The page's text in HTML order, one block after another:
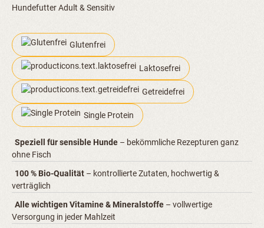
Hundefutter Adult & Sensitiv
Glutenfrei
Laktosefrei
Getreidefrei
Single Protein
Speziell für sensible Hunde – bekömmliche Rezepturen ganz
ohne Fisch
100 % Bio-Qualität – kontrollierte Zutaten, hochwertig &
verträglich
Alle wichtigen Vitamine & Mineralstoffe – vollwertige
Versorgung in jeder Mahlzeit